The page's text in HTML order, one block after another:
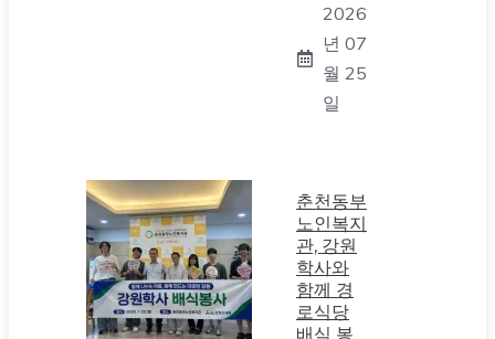
2026
년 07
월 25
일
춘천동부
노인복지
관, 강원
학사와
함께 경
로식당
배식 봉